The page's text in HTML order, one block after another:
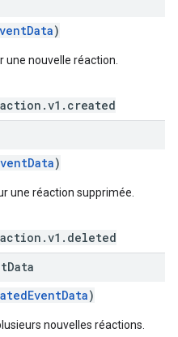
)
nouvelle réaction.
)
une réaction supprimée.
Data
)
nouvelles réactions.